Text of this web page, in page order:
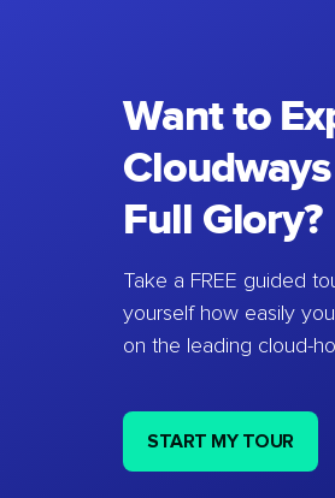
Want to
Full Glory?
Take a FREE guided
yourself how easily
on the leading cloud-
START MY TOUR